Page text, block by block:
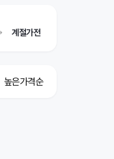
계절가전
높은가격순